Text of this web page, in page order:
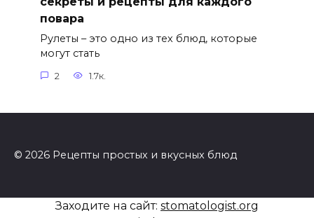
повара
Рулеты – это одно из тех блюд, которые
могут стать
2 1.7к.
© 2026 Рецепты простых и вкусных блюд
Заходите на сайт: stomatologist.org